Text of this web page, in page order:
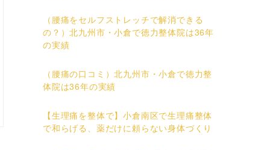
（腰痛をセルフストレッチで解消できる
の？）北九州市・小倉で徳力整体院は36年
の実績
（腰痛の口コミ）北九州市・小倉で徳力整
体院は36年の実績
【生理痛を整体で】小倉南区で生理痛整体
で和らげる、薬だけに頼らない身体づくり